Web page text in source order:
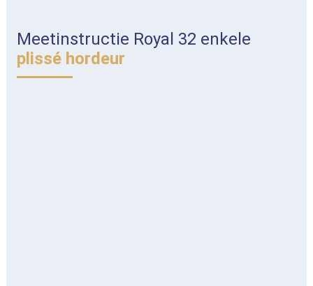
Meetinstructie Royal 32 enkele
plissé hordeur